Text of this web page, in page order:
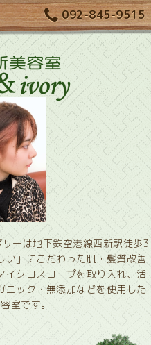
092-845-9515
ーは地下鉄空港線西新駅徒歩3
い」にこだわった肌・髪質改善
イクロスコープを取り入れ、活
ニック・無添加などを使用した
室です。